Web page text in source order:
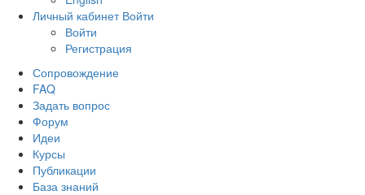
Личный кабинет Войти
Войти
Регистрация
Сопровождение
FAQ
Задать вопрос
Форум
Идеи
Курсы
Публикации
База знаний